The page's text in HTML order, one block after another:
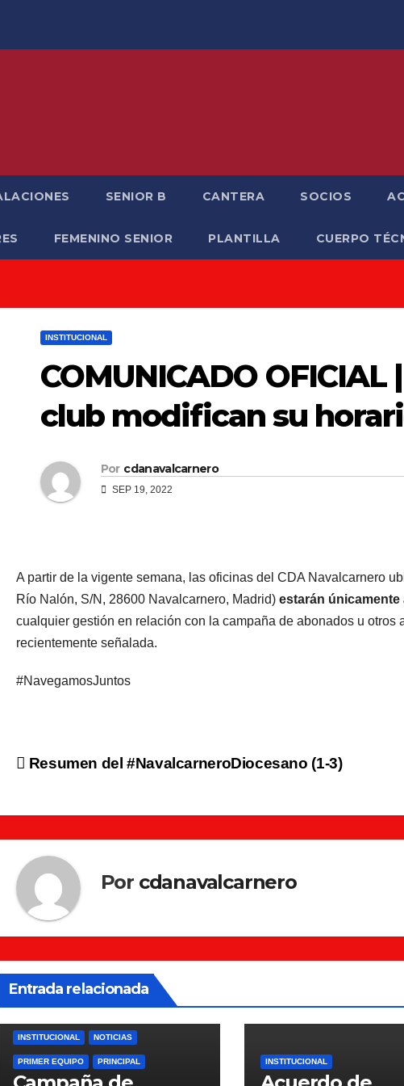
SENIOR B CANTERA SOCIOS
FEMENINO SENIOR PLANTILLA CUERPO
INSTITUCIONAL
COMUNICADO
club modifican su
Por cdanavalcarnero
SEP 19, 2022
A partir de la vigente semana, las oficinas del CDA Navalcarnero
Río Nalón, S/N, 28600 Navalcarnero, Madrid) estarán únicamente
cualquier gestión en relación con la campaña de abonados u otros
recientemente señalada.
#NavegamosJuntos
Navegación
entradas
Resumen del #NavalcarneroDiocesano (1-3)
Por cdanavalcarnero
Entrada relacionada
INSTITUCIONAL NOTICIAS
PRIMER EQUIPO PRINCIPAL INSTITUCIONAL